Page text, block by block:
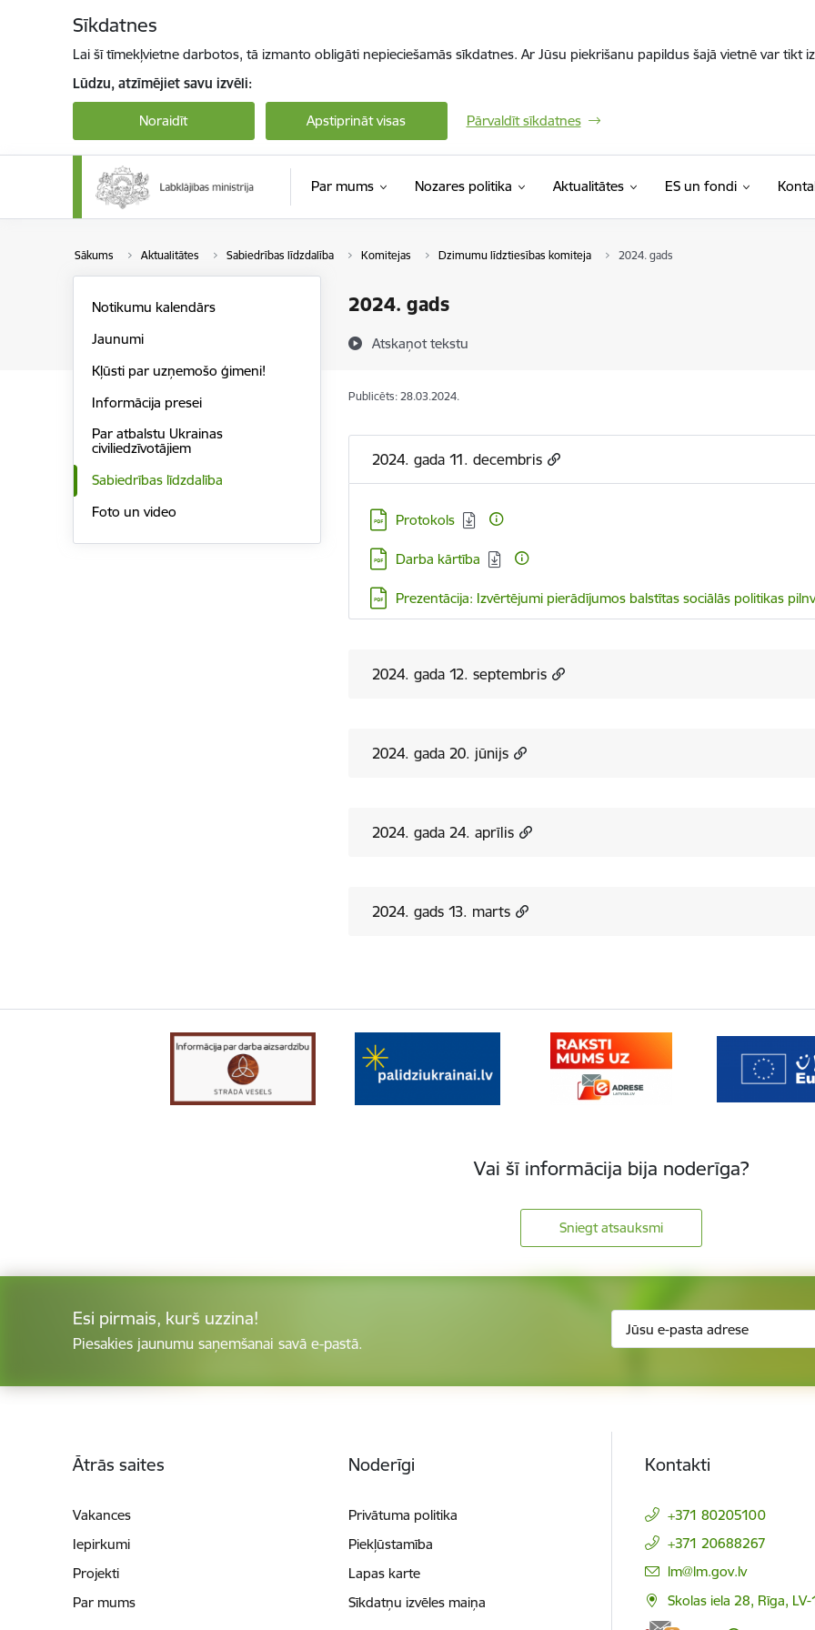
Sīkdatnes
Lai šī tīmekļvietne darbotos, tā izmanto obligāti nepieciešamās sīkdatnes. Ar Jūsu piekrišanu papildus šajā vietnē var tikt
Lūdzu, atzīmējiet savu izvēli:
Noraidīt Apstiprināt visas Pārvaldīt sīkdatnes
Par mums Nozares politika Aktualitātes ES un fondi
Sākums Aktualitātes Sabiedrības līdzdalība Komitejas Dzimumu līdztiesības komiteja 2024. gads
2024. gads
Atskaņot tekstu
Notikumu kalendārs
Jaunumi
Kļūsti par uzņemošo ģimeni!
Informācija presei
Par atbalstu Ukrainas
civiliedzīvotājiem
Sabiedrības līdzdalība
Foto un video
Publicēts: 28.03.2024.
2024. gada 11. decembris
Lejupielādēt:
Protokols
Lejupielādēt:
Darba kārtība
Lejupielādēt:
Prezentācija: Izvērtējumi pierādījumos balstītas sociālās politikas
2024. gada 12. septembris
2024. gada 20. jūnijs
2024. gada 24. aprīlis
2024. gads 13. marts
Vai šī informācija bija noderīga?
Sniegt atsauksmi
Esi pirmais, kurš uzzina!
Piesakies jaunumu saņemšanai savā e-pastā.
Ātrās saites
Vakances
Iepirkumi
Projekti
Par mums
Noderīgi
Privātuma politika
Piekļūstamība
Lapas karte
Sīkdatņu izvēles maiņa
Kontakti
+371 80205100
+371 20688267
E-pasts:
lm@lm.gov.lv
Skolas iela 28, Rīga, LV-